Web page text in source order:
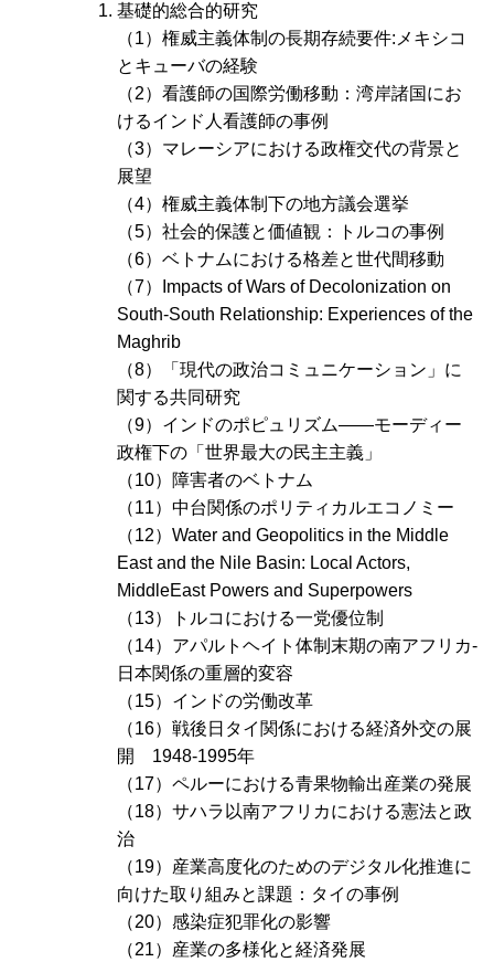
基礎的総合的研究
（1）権威主義体制の長期存続要件:メキシコ
とキューバの経験
（2）看護師の国際労働移動：湾岸諸国にお
けるインド人看護師の事例
（3）マレーシアにおける政権交代の背景と
展望
（4）権威主義体制下の地方議会選挙
（5）社会的保護と価値観：トルコの事例
（6）ベトナムにおける格差と世代間移動
（7）
Impacts of Wars of Decolonization on
South-South Relationship: Experiences of the
Maghrib
（8）「現代の政治コミュニケーション」に
関する共同研究
（9）インドのポピュリズム――モーディー
政権下の「世界最大の民主主義」
（10）障害者のベトナム
（11）中台関係のポリティカルエコノミー
（12） Water and Geopolitics in the Middle
East and the Nile Basin: Local Actors,
MiddleEast Powers and Superpowers
（13）トルコにおける一党優位制
（14）アパルトヘイト体制末期の南アフリカ-
日本関係の重層的変容
（15）インドの労働改革
（16）戦後日タイ関係における経済外交の展
開 1948-1995年
（17）ペルーにおける青果物輸出産業の発展
（18）サハラ以南アフリカにおける憲法と政
治
（19）産業高度化のためのデジタル化推進に
向けた取り組みと課題：タイの事例
（20）感染症犯罪化の影響
（21）産業の多様化と経済発展